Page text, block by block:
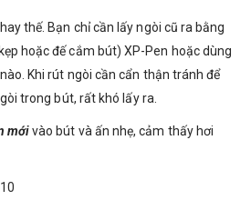
thế. Bạn chỉ cần lấy ngòi cũ ra bằng
hoặc đế cắm bút) XP-Pen hoặc dùng
Khi rút ngòi cần cẩn thận tránh để
trong bút, rất khó lấy ra.
mớivào bút và ấn nhẹ, cảm thấy hơi